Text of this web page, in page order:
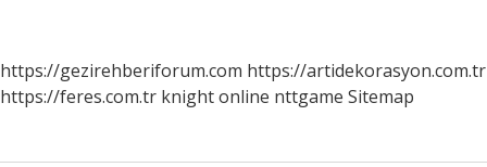
https://gezirehberiforum.com https://artidekorasyon.com.tr
https://feres.com.tr knight online nttgame Sitemap